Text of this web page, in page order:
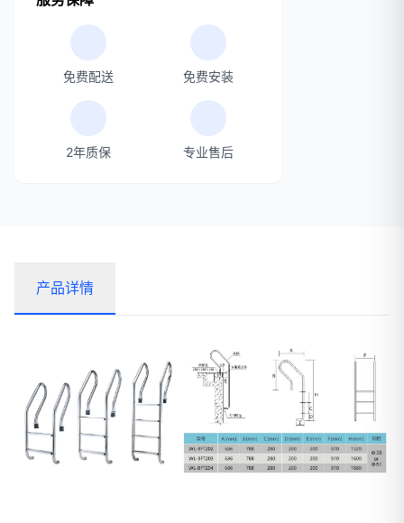
免费配送 免费安装
2年质保 专业售后
产品详情